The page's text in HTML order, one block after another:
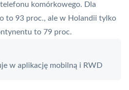
komórkowego. Dla
to 93 proc., ale w Holandii tylko
to 79 proc.
w aplikację mobilną i RWD